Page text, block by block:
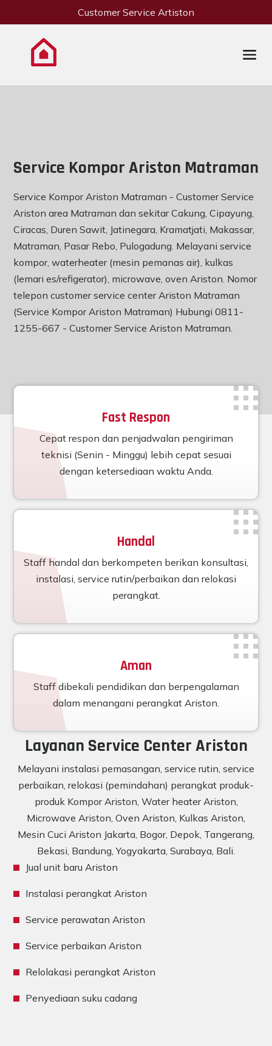
Customer Service Artiston
Service Kompor Ariston Matraman
Service Kompor Ariston Matraman - Customer Service
Ariston area Matraman dan sekitar Cakung, Cipayung,
Ciracas, Duren Sawit, Jatinegara, Kramatjati, Makassar,
Matraman, Pasar Rebo, Pulogadung. Melayani service
kompor, waterheater (mesin pemanas air), kulkas
(lemari es/refigerator), microwave, oven Ariston. Nomor
telepon customer service center Ariston Matraman
(Service Kompor Ariston Matraman) Hubungi 0811-
1255-667 - Customer Service Ariston Matraman.
Fast Respon
Cepat respon dan penjadwalan pengiriman
teknisi (Senin - Minggu) lebih cepat sesuai
dengan ketersediaan waktu Anda.
Handal
Staff handal dan berkompeten berikan konsultasi,
instalasi, service rutin/perbaikan dan relokasi
perangkat.
Aman
Staff dibekali pendidikan dan berpengalaman
dalam menangani perangkat Ariston.
Layanan Service Center Ariston
Melayani instalasi pemasangan, service rutin, service
perbaikan, relokasi (pemindahan) perangkat produk-
produk Kompor Ariston, Water heater Ariston,
Microwave Ariston, Oven Ariston, Kulkas Ariston,
Mesin Cuci Ariston Jakarta, Bogor, Depok, Tangerang,
Bekasi, Bandung, Yogyakarta, Surabaya, Bali.
Jual unit baru Ariston
Instalasi perangkat Ariston
Service perawatan Ariston
Service perbaikan Ariston
Relolakasi perangkat Ariston
Penyediaan suku cadang